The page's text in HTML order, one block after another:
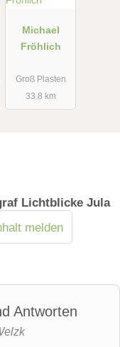
Michael
Fröhlich
Groß Plasten
33.8 km
Lichtblicke Jula
melden
Antworten